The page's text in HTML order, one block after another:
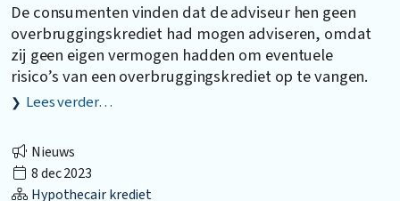
De consumenten vinden dat de adviseur hen geen
overbruggingskrediet had mogen adviseren, omdat
zij geen eigen vermogen hadden om eventuele
risico’s van een overbruggingskrediet op te vangen.
Lees verder…
Nieuws
8 dec 2023
Hypothecair krediet